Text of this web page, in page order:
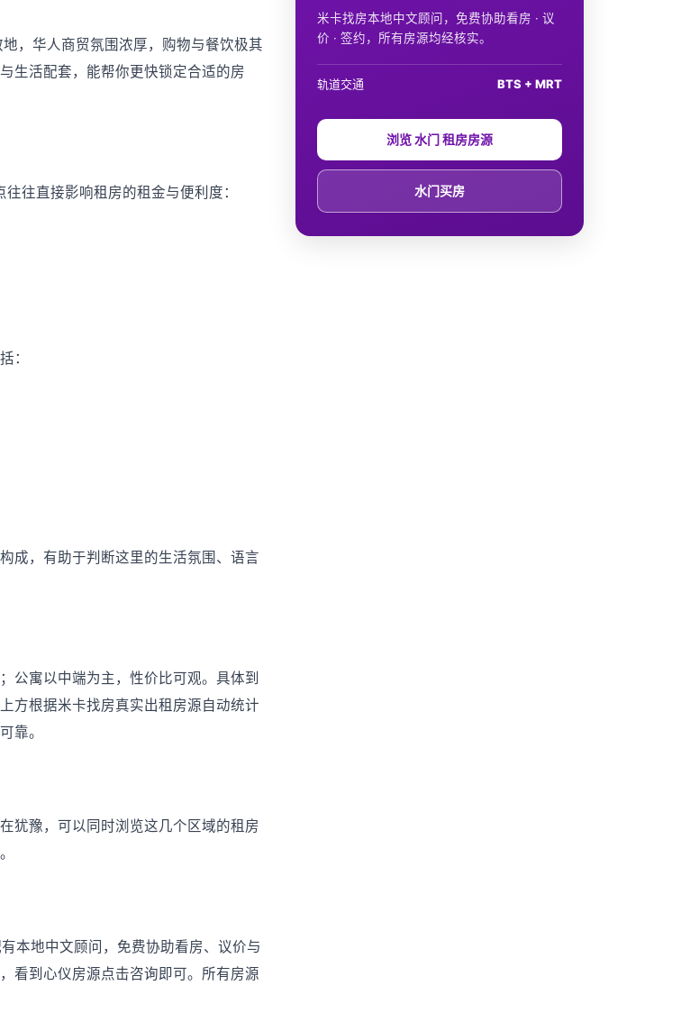
，华人商贸氛围浓厚，购物与餐饮极其
生活配套，能帮你更快锁定合适的房
往直接影响租房的租金与便利度：
：
成，有助于判断这里的生活氛围、语言
公寓以中端为主，性价比可观。具体到
方根据米卡找房真实出租房源自动统计
靠。
犹豫，可以同时浏览这几个区域的租房
本地中文顾问，免费协助看房、议价与
看到心仪房源点击咨询即可。所有房源
米卡找房本地中文顾问，免费协助看房 · 议
价 · 签约，所有房源均经核实。
轨道交通 BTS + MRT
浏览 水门 租房房源
水门买房